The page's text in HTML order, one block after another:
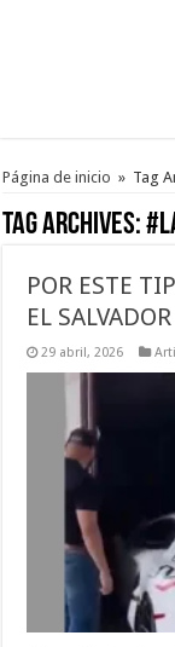
Página de inicio » Tag
Tag Archives:
POR ESTE
EL
29 abril, 2026